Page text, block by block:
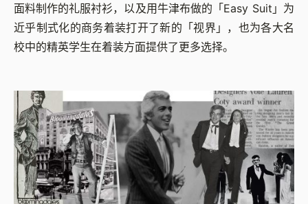
面料制作的礼服衬衫，以及用牛津布做的「Easy Suit」为
近乎制式化的商务着装打开了新的「视界」，也为各大名
校中的精英学生在着装方面提供了更多选择。